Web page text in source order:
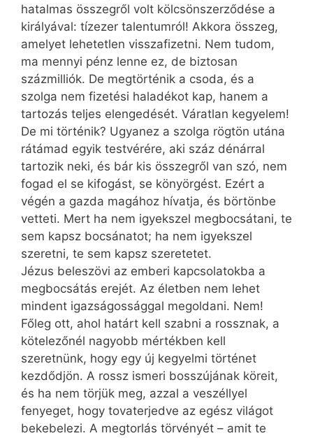
hatalmas összegről volt kölcsönszerződése a
királyával: tízezer talentumról! Akkora összeg,
amelyet lehetetlen visszafizetni. Nem tudom,
ma mennyi pénz lenne ez, de biztosan
százmilliók. De megtörténik a csoda, és a
szolga nem fizetési haladékot kap, hanem a
tartozás teljes elengedését. Váratlan kegyelem!
De mi történik? Ugyanez a szolga rögtön utána
rátámad egyik testvérére, aki száz dénárral
tartozik neki, és bár kis összegről van szó, nem
fogad el se kifogást, se könyörgést. Ezért a
végén a gazda magához hívatja, és börtönbe
vetteti. Mert ha nem igyekszel megbocsátani, te
sem kapsz bocsánatot; ha nem igyekszel
szeretni, te sem kapsz szeretetet.
Jézus beleszövi az emberi kapcsolatokba a
megbocsátás erejét. Az életben nem lehet
mindent igazságossággal megoldani. Nem!
Főleg ott, ahol határt kell szabni a rossznak, a
kötelezőnél nagyobb mértékben kell
szeretnünk, hogy egy új kegyelmi történet
kezdődjön. A rossz ismeri bosszújának köreit,
és ha nem törjük meg, azzal a veszéllyel
fenyeget, hogy tovaterjedve az egész világot
bekebelezi. A megtorlás törvényét – amit te